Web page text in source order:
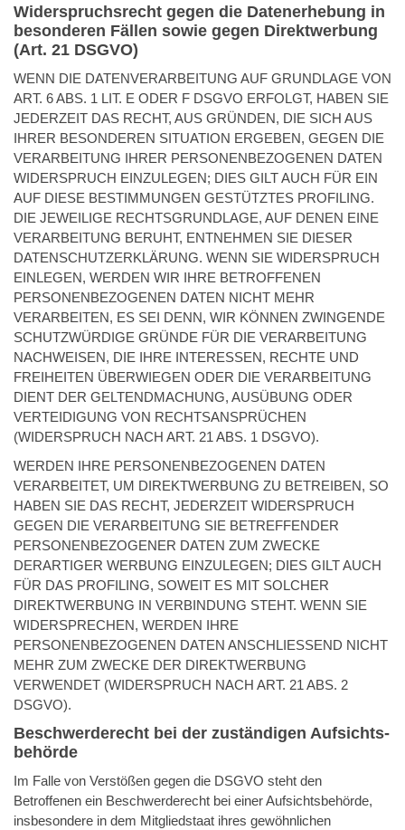
Widerspruchsrecht gegen die Datenerhebung in
besonderen Fällen sowie gegen Direktwerbung
(Art. 21 DSGVO)
WENN DIE DATENVERARBEITUNG AUF GRUNDLAGE VON
ART. 6 ABS. 1 LIT. E ODER F DSGVO ERFOLGT, HABEN SIE
JEDERZEIT DAS RECHT, AUS GRÜNDEN, DIE SICH AUS
IHRER BESONDEREN SITUATION ERGEBEN, GEGEN DIE
VERARBEITUNG IHRER PERSONENBEZOGENEN DATEN
WIDERSPRUCH EINZULEGEN; DIES GILT AUCH FÜR EIN
AUF DIESE BESTIMMUNGEN GESTÜTZTES PROFILING.
DIE JEWEILIGE RECHTSGRUNDLAGE, AUF DENEN EINE
VERARBEITUNG BERUHT, ENTNEHMEN SIE DIESER
DATENSCHUTZERKLÄRUNG. WENN SIE WIDERSPRUCH
EINLEGEN, WERDEN WIR IHRE BETROFFENEN
PERSONENBEZOGENEN DATEN NICHT MEHR
VERARBEITEN, ES SEI DENN, WIR KÖNNEN ZWINGENDE
SCHUTZWÜRDIGE GRÜNDE FÜR DIE VERARBEITUNG
NACHWEISEN, DIE IHRE INTERESSEN, RECHTE UND
FREIHEITEN ÜBERWIEGEN ODER DIE VERARBEITUNG
DIENT DER GELTENDMACHUNG, AUSÜBUNG ODER
VERTEIDIGUNG VON RECHTSANSPRÜCHEN
(WIDERSPRUCH NACH ART. 21 ABS. 1 DSGVO).
WERDEN IHRE PERSONENBEZOGENEN DATEN
VERARBEITET, UM DIREKTWERBUNG ZU BETREIBEN, SO
HABEN SIE DAS RECHT, JEDERZEIT WIDERSPRUCH
GEGEN DIE VERARBEITUNG SIE BETREFFENDER
PERSONENBEZOGENER DATEN ZUM ZWECKE
DERARTIGER WERBUNG EINZULEGEN; DIES GILT AUCH
FÜR DAS PROFILING, SOWEIT ES MIT SOLCHER
DIREKTWERBUNG IN VERBINDUNG STEHT. WENN SIE
WIDERSPRECHEN, WERDEN IHRE
PERSONENBEZOGENEN DATEN ANSCHLIESSEND NICHT
MEHR ZUM ZWECKE DER DIREKTWERBUNG
VERWENDET (WIDERSPRUCH NACH ART. 21 ABS. 2
DSGVO).
Beschwerde­recht bei der zuständigen Aufsichts­
behörde
Im Falle von Verstößen gegen die DSGVO steht den
Betroffenen ein Beschwerderecht bei einer Aufsichtsbehörde,
insbesondere in dem Mitgliedstaat ihres gewöhnlichen